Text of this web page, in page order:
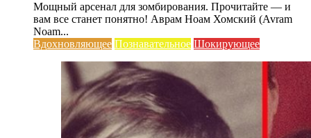
Мощный арсенал для зомбирования. Прочитайте — и
вам все станет понятно! Аврам Ноам Хомский (Avram
Noam...
Вдохновляющее Познавательное Шокирующее